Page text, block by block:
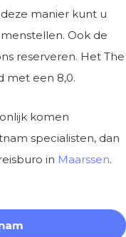
manier kunt u
Ook de
reserveren. Het The
met een 8,0.
komen
specialisten, dan
in Maarssen.